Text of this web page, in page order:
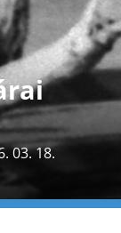
03. 18.